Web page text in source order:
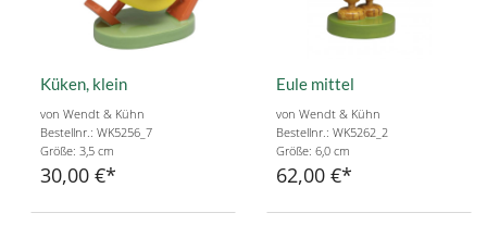
Küken, klein
von Wendt & Kühn
Bestellnr.: WK5256_7
Größe: 3,5 cm
30,00 €
Eule mittel
von Wendt & Kühn
Bestellnr.: WK5262_2
Größe: 6,0 cm
62,00 €